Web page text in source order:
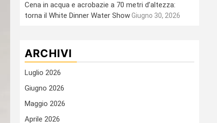
Cena in acqua e acrobazie a 70 metri d’altezza:
torna il White Dinner Water ShowGiugno 30, 2026
ARCHIVI
Luglio 2026
Giugno 2026
Maggio 2026
Aprile 2026